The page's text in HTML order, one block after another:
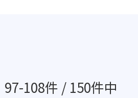
97-108件 / 150件中